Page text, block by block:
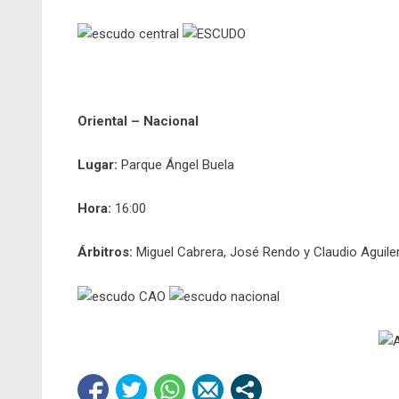
Oriental – Nacional
Lugar: Parque Ángel Buela
Hora: 16:00
Árbitros: Miguel Cabrera, José Rendo y Claudio